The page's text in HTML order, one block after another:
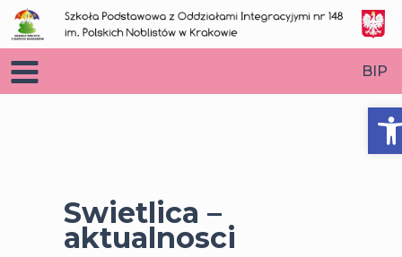
Przejdź
do
treści
BIP
Swietlica –
aktualnosci